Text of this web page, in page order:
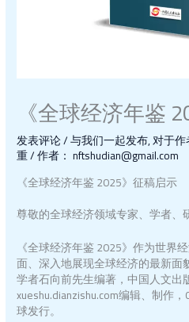
《全球经济年鉴
发表评论/与我们一起发布,对于
重/ 作者： nftshudian@gmail.com
《全球经济年鉴 2025》征稿启示
尊敬的全球经济领域专家、学者、
《全球经济年鉴 2025》作为世界
面、深入地展现全球经济的最新面
学者石向前先生编著，中国人文出
xueshu.dianzishu.com编辑、制作
球发行。